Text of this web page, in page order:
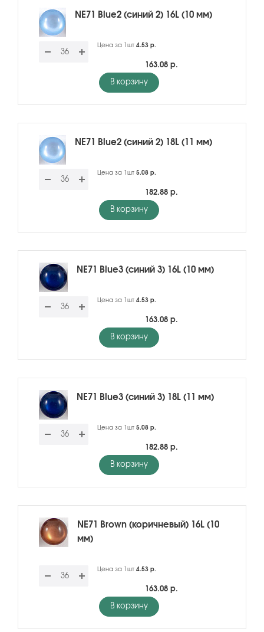
NE71 Blue2 (синий 2) 16L (10 мм)
Цена за 1шт 4.53 р.
163.08 р.
В корзину
NE71 Blue2 (синий 2) 18L (11 мм)
Цена за 1шт 5.08 р.
182.88 р.
В корзину
NE71 Blue3 (синий 3) 16L (10 мм)
Цена за 1шт 4.53 р.
163.08 р.
В корзину
NE71 Blue3 (синий 3) 18L (11 мм)
Цена за 1шт 5.08 р.
182.88 р.
В корзину
NE71 Brown (коричневый) 16L (10
мм)
Цена за 1шт 4.53 р.
163.08 р.
В корзину